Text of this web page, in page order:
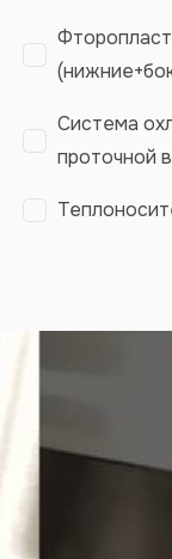
Система
проточной